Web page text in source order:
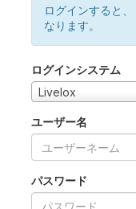
ログインすると、
なります。
ログインシステム
Livelox
ユーザー名
パスワード